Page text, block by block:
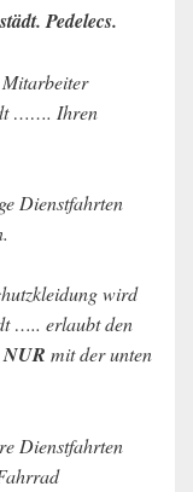
Pedelecs.
……. Ihren
Dienstfahrten
wird
….. erlaubt den
NUR mit der unten
Dienstfahrten